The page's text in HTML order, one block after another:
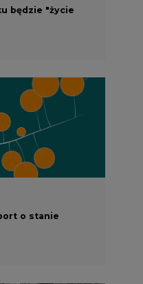
będzie "życie
o stanie